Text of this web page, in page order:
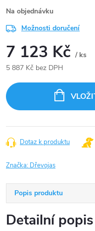
Na objednávku
Možnosti doručení
7 123 Kč / ks
5 887 Kč bez DPH
cena:
Dotaz k produktu
Značka: Dřevojas
Popis produktu
Detailní